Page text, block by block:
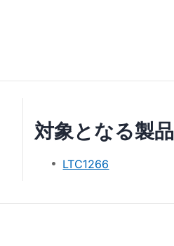
対象となる製品
LTC1266